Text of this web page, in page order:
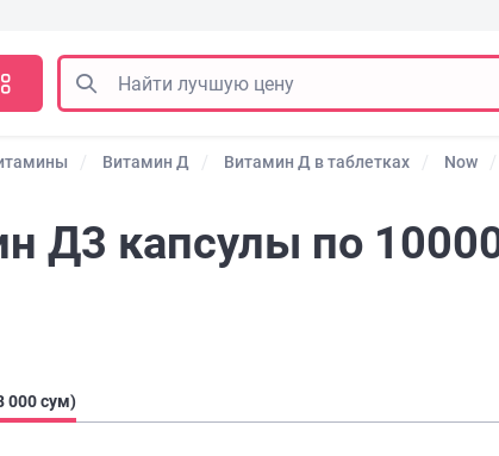
Витамин Д Витамин Д в таблетках Now
Д3 капсулы по
000 сум)